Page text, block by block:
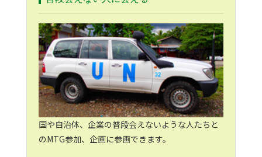
国や自治体、企業の普段会えないような人たちと
のMTG参加、企画に参画できます。